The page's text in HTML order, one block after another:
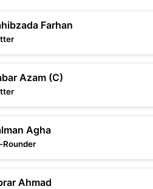
Farhan
Azam (C)
Agha
Rounder
Ahmad